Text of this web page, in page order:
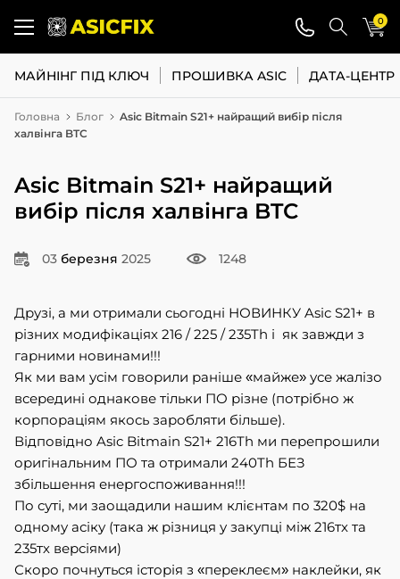
0
МАЙНІНГ ПІД КЛЮЧ ПРОШИВКА ASIC ДАТА-ЦЕНТР
Головна Блог
Asic Bitmain S21+ найращий вибір після
халвінга BTC
Asic Bitmain S21+ найращий
вибір після халвінга BTC
03 березня 2025 1248
Друзі, а ми отримали сьогодні НОВИНКУ Asic S21+ в
різних модифікаціях 216 / 225 / 235Th і як завжди з
гарними новинами!!!
Як ми вам усім говорили раніше «майже» усе жалізо
всередині однакове тільки ПО різне (потрібно ж
корпораціям якось заробляти більше).
Відповідно Asic Bitmain S21+ 216Th ми перепрошили
оригінальним ПО та отримали 240Th БЕЗ
збільшення енергоспоживання!!!
По суті, ми заощадили нашим клієнтам по 320$ на
одному асіку (така ж різниця у закупці між 216тх та
235тх версіями)
Скоро почнуться історія з «переклеєм» наклейки, як